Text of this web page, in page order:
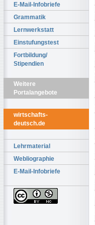
E-Mail-Infobriefe
Grammatik
Lernwerkstatt
Einstufungstest
Fortbildung/
Stipendien
Weitere
Portalangebote
wirtschafts-
deutsch.de
Lehrmaterial
Webliographie
E-Mail-Infobriefe